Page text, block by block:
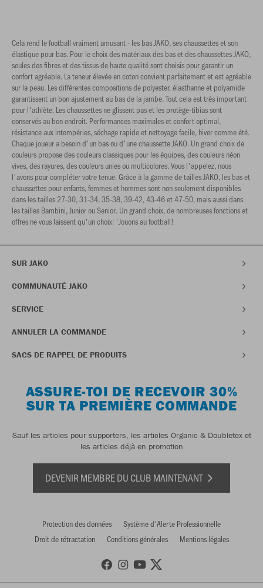
Cela rend le football vraiment amusant - les bas JAKO, ses chaussettes et son
élastique pour bas. Pour le choix des matériaux des bas et des chaussettes JAKO,
seules des fibres et des tissus de haute qualité sont choisis pour garantir un
confort agréable. La teneur élevée en coton convient parfaitement et est agréable
sur la peau. Les différentes compositions de polyester, élasthanne et polyamide
garantissent un bon ajustement au bas de la jambe. Tout cela est très important
pour l'athlète. Les chaussettes ne glissent pas et les protège-tibias sont
conservés au bon endroit. Performances maximales et confort optimal,
résistance aux intempéries, séchage rapide et nettoyage facile, hiver comme été.
Chaque joueur a besoin d'un bas ou d'une chaussette JAKO. Un grand choix de
couleurs propose des couleurs classiques pour les équipes, des couleurs néon
vives, des rayures, des couleurs unies ou multicolores. Vous l'appelez, nous
l'avons pour compléter votre tenue. Grâce à la gamme de tailles JAKO, les bas et
chaussettes pour enfants, femmes et hommes sont non seulement disponibles
dans les tailles 27-30, 31-34, 35-38, 39-42, 43-46 et 47-50, mais aussi dans
les tailles Bambini, Junior ou Senior. Un grand choix, de nombreuses fonctions et
offres ne vous laissent qu'un choix: 'Jouons au football!
SUR JAKO
COMMUNAUTÉ JAKO
SERVICE
ANNULER LA COMMANDE
SACS DE RAPPEL DE PRODUITS
ASSURE-TOI DE RECEVOIR 30%
SUR TA PREMIÈRE COMMANDE
Sauf les articles pour supporters, les articles Organic & Doubletex et
les articles déjà en promotion
DEVENIR MEMBRE DU CLUB MAINTENANT
Protection des données
Système d'Alerte Professionnelle
Droit de rétractation
Conditions générales Mentions légales